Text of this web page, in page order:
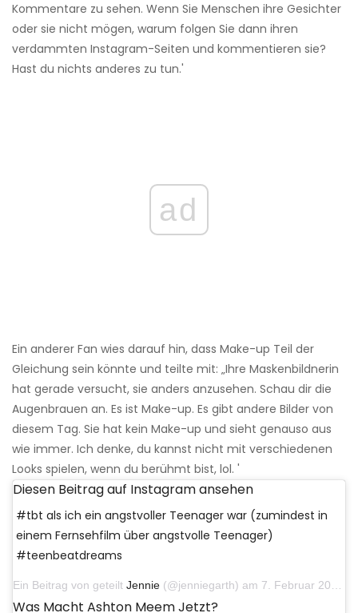
Kommentare zu sehen. Wenn Sie Menschen ihre Gesichter
oder sie nicht mögen, warum folgen Sie dann ihren
verdammten Instagram-Seiten und kommentieren sie?
Hast du nichts anderes zu tun.'
ad
Ein anderer Fan wies darauf hin, dass Make-up Teil der
Gleichung sein könnte und teilte mit: „Ihre Maskenbildnerin
hat gerade versucht, sie anders anzusehen. Schau dir die
Augenbrauen an. Es ist Make-up. Es gibt andere Bilder von
diesem Tag. Sie hat kein Make-up und sieht genauso aus
wie immer. Ich denke, du kannst nicht mit verschiedenen
Looks spielen, wenn du berühmt bist, lol. '
Diesen Beitrag auf Instagram ansehen
#tbt als ich ein angstvoller Teenager war (zumindest in
einem Fernsehfilm über angstvolle Teenager)
#teenbeatdreams
Ein Beitrag von geteilt Jennie (@jenniegarth) am 7. Februar 2019 um 10:57 Uhr PST
Was Macht Ashton Meem Jetzt?